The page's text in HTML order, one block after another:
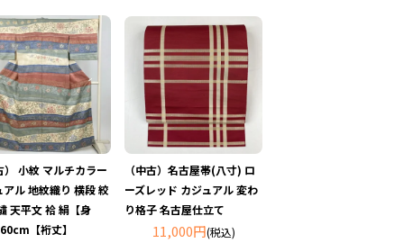
） 小紋 マルチカラー
アル 地紋織り 横段 絞
天平文 袷 絹【身
【裄丈】
（中古）名古屋帯(八寸) ロ
ーズレッド カジュアル 変わ
り格子 名古屋仕立て
11,000円(税込)